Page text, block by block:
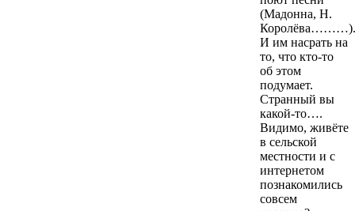
(Мадонна, Н.
Королёва………).
И им насрать на
то, что кто-то
об этом
подумает.
Странный вы
какой-то….
Видимо, живёте
в сельской
местности и с
интернетом
познакомились
совсем